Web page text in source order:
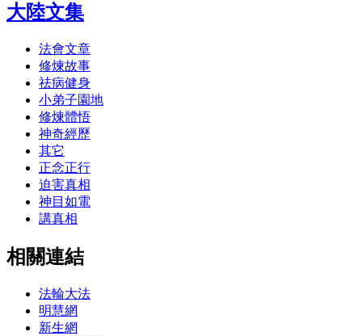
大陸文集
法會文章
修煉故事
祛病健身
小弟子園地
修煉體悟
神奇經歷
其它
正念正行
迫害真相
神目如電
講真相
相關連結
法輪大法
明慧網
新生網